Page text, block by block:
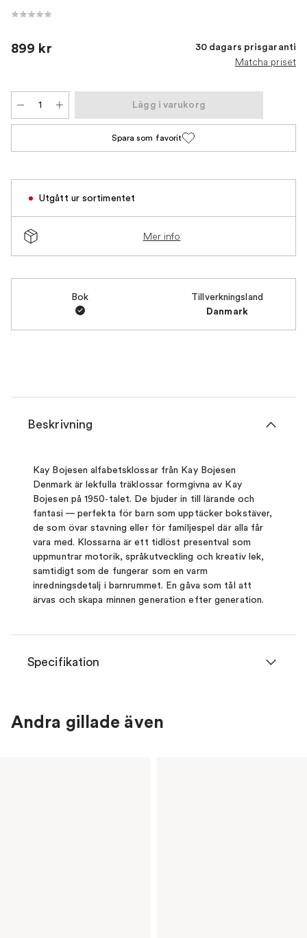
899 kr 30 dagars prisgaranti
Matcha priset
Lägg i varukorg
Spara som favorit
Utgått ur sortimentet
Mer info
Bok Tillverkningsland
Danmark
Beskrivning
Kay Bojesen alfabetsklossar från Kay Bojesen
Denmark är lekfulla träklossar formgivna av Kay
Bojesen på 1950‑talet. De bjuder in till lärande och
fantasi — perfekta för barn som upptäcker bokstäver,
de som övar stavning eller för familjespel där alla får
vara med. Klossarna är ett tidlöst presentval som
uppmuntrar motorik, språkutveckling och kreativ lek,
samtidigt som de fungerar som en varm
inredningsdetalj i barnrummet. En gåva som tål att
ärvas och skapa minnen generation efter generation.
Specifikation
Andra gillade även